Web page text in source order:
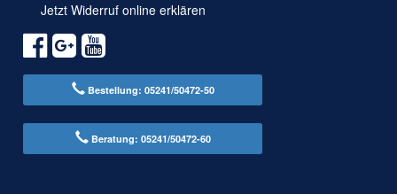
Jetzt Widerruf online erklären
Bestellung: 05241/50472-50
Beratung: 05241/50472-60